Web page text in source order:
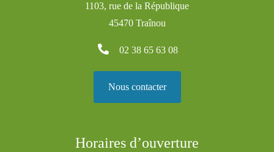
1103, rue de la République
45470 Traînou
02 38 65 63 08
Nous contacter
Horaires d’ouverture